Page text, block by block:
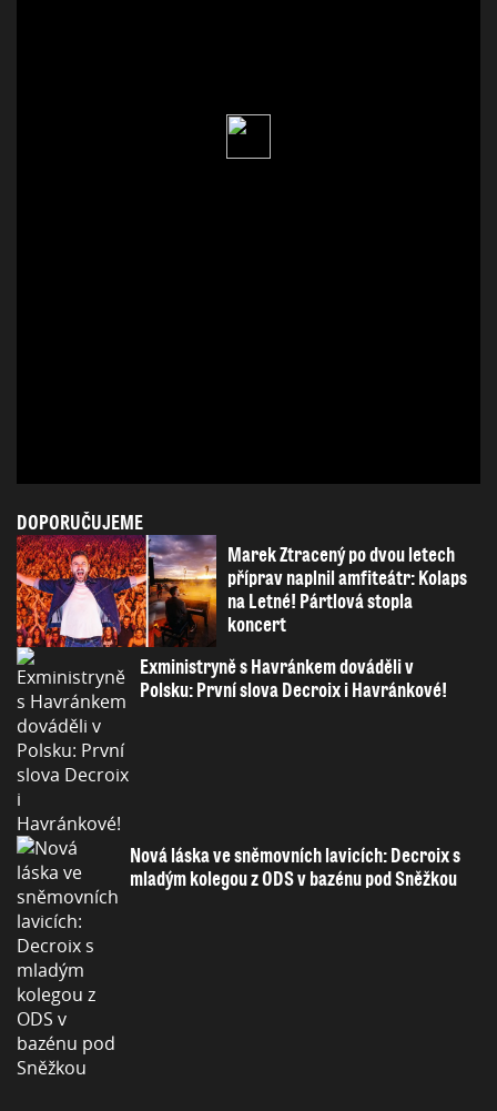
DOPORUČUJEME
Marek Ztracený po dvou letech
příprav naplnil amfiteátr: Kolaps
na Letné! Pártlová stopla
koncert
Exministryně s Havránkem dováděli v
Polsku: První slova Decroix i Havránkové!
Nová láska ve sněmovních lavicích: Decroix s
mladým kolegou z ODS v bazénu pod Sněžkou